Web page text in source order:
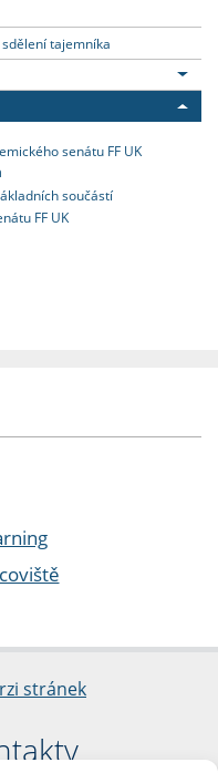
tajemníka
senátu FF UK
součástí
FF UK
stránek